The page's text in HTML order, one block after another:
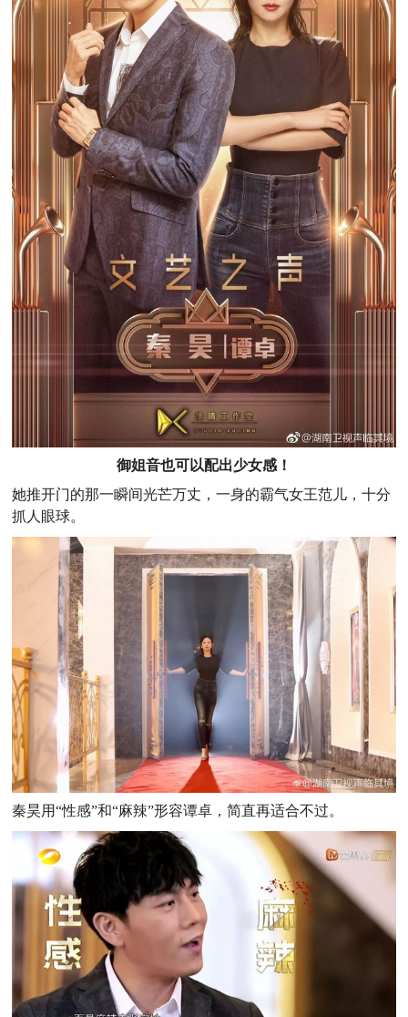
御姐音也可以配出少女感！
她推开门的那一瞬间光芒万丈，一身的霸气女王范儿，十分
抓人眼球。
秦昊用“性感”和“麻辣”形容谭卓，简直再适合不过。